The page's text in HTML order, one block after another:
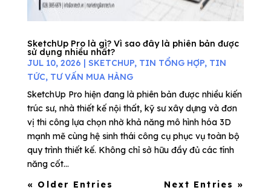
SketchUp Pro là gì? Vì sao đây là phiên bản được
sử dụng nhiều nhất?
JUL 10, 2026 | SKETCHUP, TIN TỔNG HỢP, TIN
TỨC, TƯ VẤN MUA HÀNG
SketchUp Pro hiện đang là phiên bản được nhiều kiến
trúc sư, nhà thiết kế nội thất, kỹ sư xây dựng và đơn
vị thi công lựa chọn nhờ khả năng mô hình hóa 3D
mạnh mẽ cùng hệ sinh thái công cụ phục vụ toàn bộ
quy trình thiết kế. Không chỉ sở hữu đầy đủ các tính
năng cốt...
« Older Entries
Next Entries »